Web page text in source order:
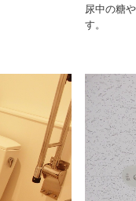
尿中の糖
す。